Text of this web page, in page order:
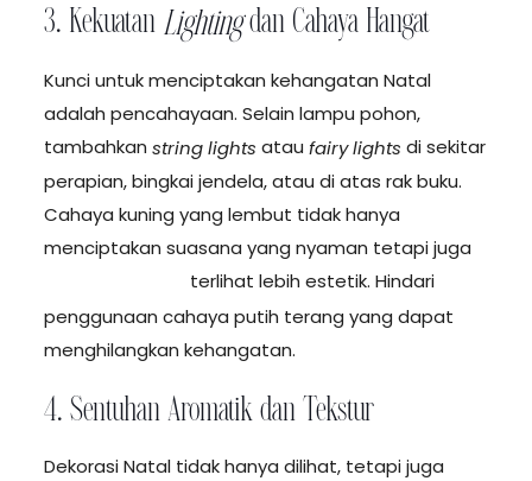
3. Kekuatan Lightingdan Cahaya Hangat
Kunci untuk menciptakan kehangatan Natal
adalah pencahayaan. Selain lampu pohon,
tambahkan string lights atau fairy lights di sekitar
perapian, bingkai jendela, atau di atas rak buku.
Cahaya kuning yang lembut tidak hanya
menciptakan suasana yang nyaman tetapi juga
terlihat lebih estetik. Hindari
penggunaan cahaya putih terang yang dapat
menghilangkan kehangatan.
4. Sentuhan Aromatik dan Tekstur
Dekorasi Natal tidak hanya dilihat, tetapi juga